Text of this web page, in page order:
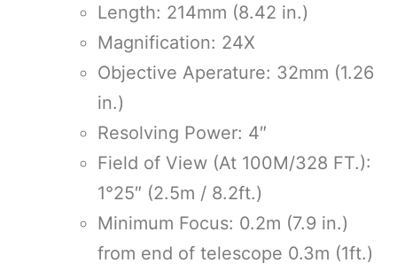
Length: 214mm (8.42 in.)
Magnification: 24X
Objective Aperature: 32mm (1.26
in.)
Resolving Power: 4″
Field of View (At 100M/328 FT.):
1°25″ (2.5m / 8.2ft.)
Minimum Focus: 0.2m (7.9 in.)
from end of telescope 0.3m (1ft.)